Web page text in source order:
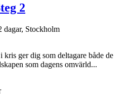
2
dagar, Stockholm
ger dig som deltagare både de
som dagens omvärld...